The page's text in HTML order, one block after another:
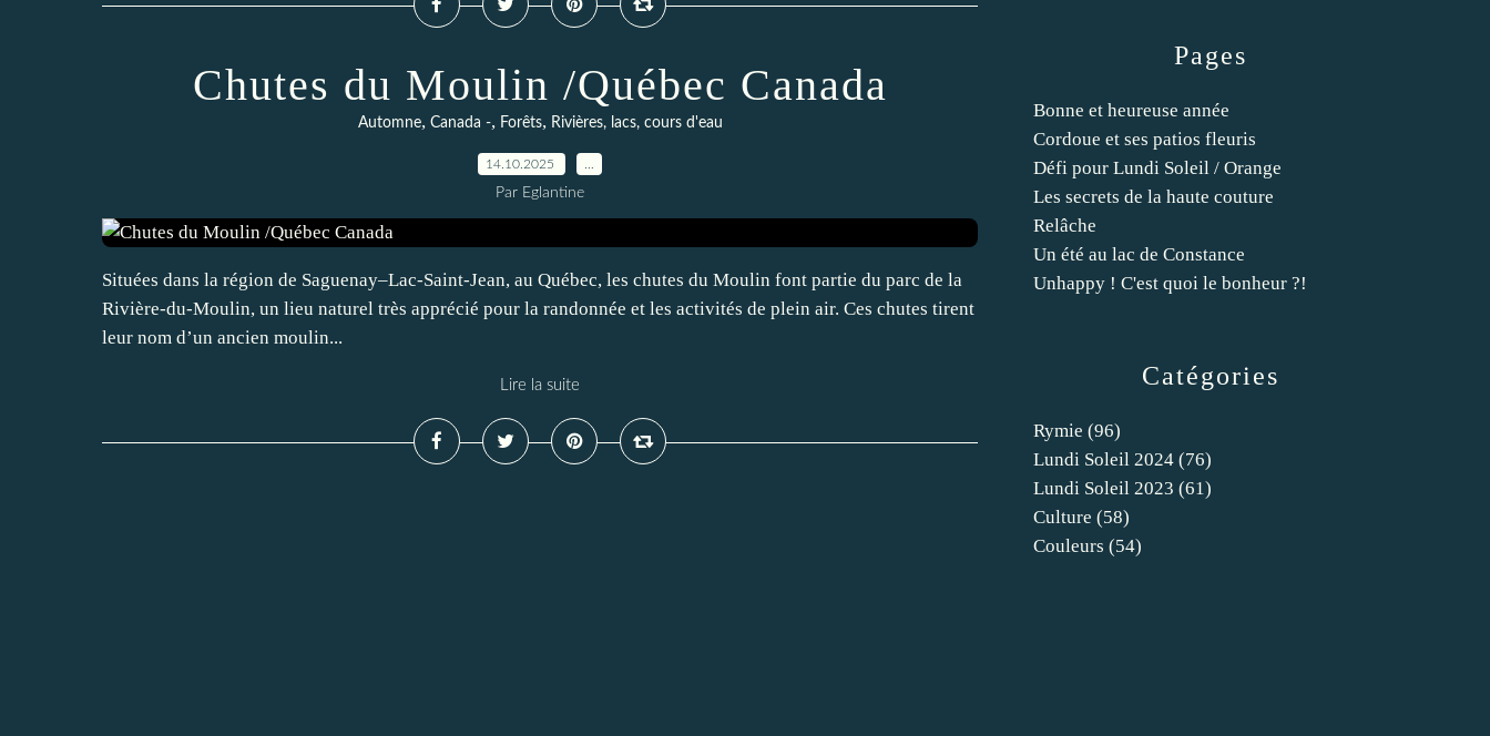
Chutes du Moulin /Québec Canada
Automne, Canada -, Forêts, Rivières, lacs, cours d'eau
14.10.2025
Par Eglantine
Situées dans la région de Saguenay–Lac-Saint-Jean, au Québec, les chutes du Moulin font partie du parc de la
Rivière-du-Moulin, un lieu naturel très apprécié pour la randonnée et les activités de plein air. Ces chutes tirent
leur nom d’un ancien moulin...
Lire la suite Catégories
Rymie (96)
Lundi Soleil 2024 (76)
Lundi Soleil 2023 (61)
Culture (58)
Couleurs (54)
Pages
Bonne et heureuse année
Cordoue et ses patios fleuris
Défi pour Lundi Soleil / Orange
Les secrets de la haute couture
Relâche
Un été au lac de Constance
Unhappy ! C'est quoi le bonheur ?!